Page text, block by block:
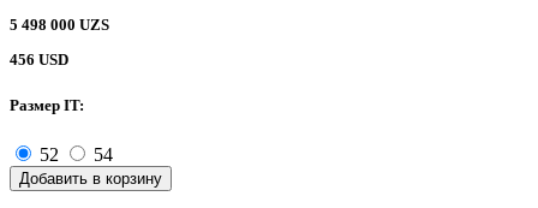
5 498 000 UZS
456 USD
Размер IT:
52 54
Добавить в корзину